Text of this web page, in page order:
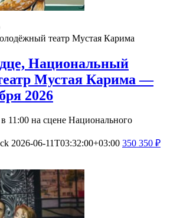
театр Мустая Карима
Национальный
Мустая Карима —
2026
в 11:00 на сцене Национального
2026-06-11T03:32:00+03:00 350 350 ₽